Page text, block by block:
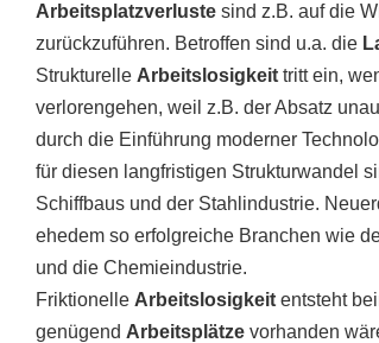
Arbeitsplatzverluste sind z.B. auf die
zurückzuführen. Betroffen sind u.a. die
Strukturelle Arbeitslosigkeit tritt ein,
verlorengehen, weil z.B. der Absatz
durch die Einführung moderner
für diesen langfristigen Strukturwandel
Schiffbaus und der Stahlindustrie.
ehedem so erfolgreiche Branchen wie
und die Chemieindustrie.
Friktionelle Arbeitslosigkeit entsteht
genügend Arbeitsplätze vorhanden